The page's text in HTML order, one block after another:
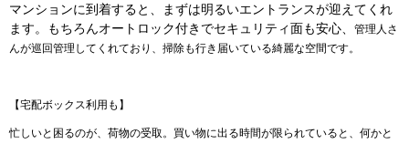
マンションに到着すると、まずは明るいエントランスが迎えてくれ
ます。もちろんオートロック付きでセキュリティ面も安心、 管理人さ
んが巡回管理してくれており、掃除も行き届いている綺麗な空間です。
【宅配ボックス利用も】
忙しいと困るのが、荷物の受取。買い物に出る時間が限られていると、何かと